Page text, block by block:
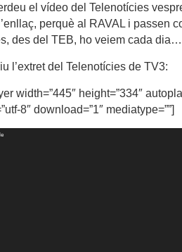
el vídeo del Telenotícies
perquè al RAVAL i passen
des del TEB, ho veiem cada dia…
l’extret del Telenotícies de TV3:
width=”445″ height=”334″
8″ download=”1″ mediatype=””]